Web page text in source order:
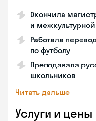
Окончила
и
Работала
по футболу
Преподавала
школьников
Читать дальше
Услуги и цены